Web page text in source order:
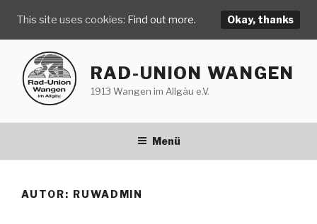
Inhalt
springen
RAD-UNION WANGEN
1913 Wangen im Allgäu e.V.
Menü
AUTOR: RUWADMIN
This site uses cookies: Find out more. Okay, thanks